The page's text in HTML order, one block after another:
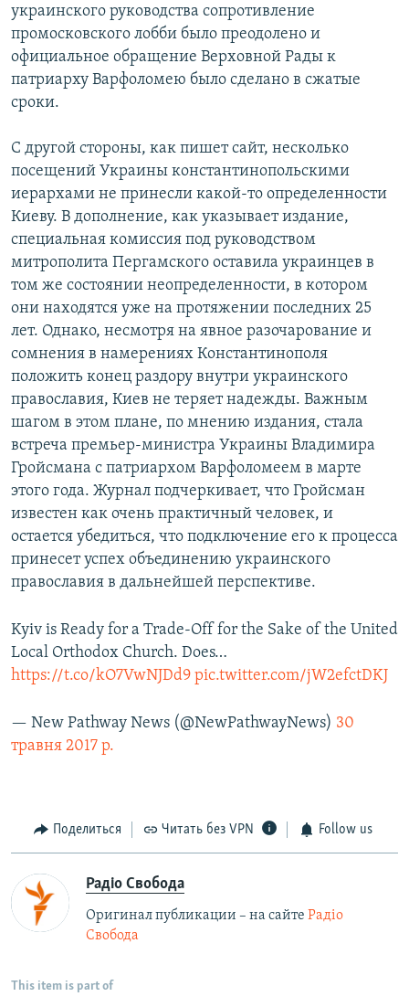
украинского руководства сопротивление
промосковского лобби было преодолено и
официальное обращение Верховной Рады к
патриарху Варфоломею было сделано в сжатые
сроки.
С другой стороны, как пишет сайт, несколько
посещений Украины константинопольскими
иерархами не принесли какой-то определенности
Киеву. В дополнение, как указывает издание,
специальная комиссия под руководством
митрополита Пергамского оставила украинцев в
том же состоянии неопределенности, в котором
они находятся уже на протяжении последних 25
лет. Однако, несмотря на явное разочарование и
сомнения в намерениях Константинополя
положить конец раздору внутри украинского
православия, Киев не теряет надежды. Важным
шагом в этом плане, по мнению издания, стала
встреча премьер-министра Украины Владимира
Гройсмана с патриархом Варфоломеем в марте
этого года. Журнал подчеркивает, что Гройсман
известен как очень практичный человек, и
остается убедиться, что подключение его к процесса
принесет успех объединению украинского
православия в дальнейшей перспективе.
Kyiv is Ready for a Trade-Off for the Sake of the United
Local Orthodox Church. Does…
https://t.co/kO7VwNJDd9 pic.twitter.com/jW2efctDKJ
— New Pathway News (@NewPathwayNews) 30
травня 2017 р.
Поделиться Читать без VPN Follow us
Радіо Свобода
Оригинал публикации – на сайте Радіо
Свобода
This item is part of